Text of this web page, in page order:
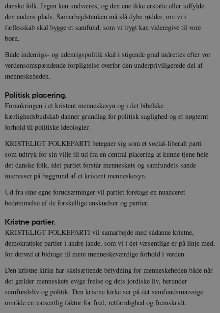
danske folk. Ingen kan undværes, og den ene ikke erstatte eller udfylde
den andens plads. Samarbejdstanken må slå dybe rødder, om vi i
fællesskab skal bygge et samfund, som vi trygt kan videregive til vore
børn.
Både indenrigs- og udenrigspolitik skal i stigende grad indrettes efter vor
verdensomspændende forpligtelse overfor den underpriviligerede del af
menneskeheden.
Politisk placering.
Forankringen i et kristent menneskesyn og i det bibelske
kærlighedsbudskab danner grundlag for politisk saglighed og et nøgternt
forhold til politiske ideologier.
KRISTELIGT FOLKEPARTI betegner sig som et social-liberalt parti
som udtryk for sin vilje til ud fra en central placering at kunne tjene hele
det danske folk, idet partiet forstår menneskets og samfundets sande
interesser på baggrund af et kristent menneskesyn.
Ud fra sine egne forudsætninger vil partiet foretage en nuanceret
bedømmelse af de forskellige anskuelser og partier.
Kristne partier.
KRISTELIGT FOLKEPARTI vil samarbejde med sådanne kristne,
demokratiske partier i andre lande, som vi i det væsentlige er på linje med,
for derved at bidrage til mere menneskeværdige forhold i verden.
Den kristne kirke har skelsættende betydning for menneskeheden både når
det gælder menneskets evige frelse og dets jordiske liv, herunder
samfundsliv og politik. Den kristne kirke ser på det samfundsmæssige
område en væsentlig faktor for fred, retfærdighed og fremskridt.